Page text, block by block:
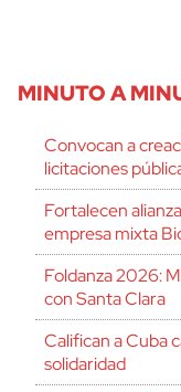
MINUTO A
Convocan a
licitaciones
Fortalecen
empresa mixta
Foldanza 2026:
con Santa Clara
Califican a Cuba
solidaridad